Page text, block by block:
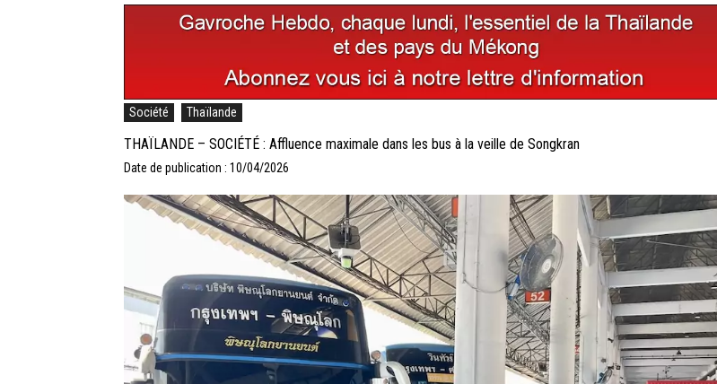
Société Thaïlande
THAÏLANDE – SOCIÉTÉ : Affluence maximale dans les bus à la veille de Songkran
Date de publication : 10/04/2026